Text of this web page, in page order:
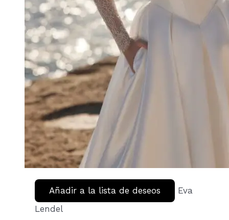
Añadir a la lista de deseos
Eva
Lendel